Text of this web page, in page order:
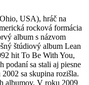
USA), hráč na
rocková formácia
album s názvom
štúdiový album Lean
hit To Be With You,
sa stali aj piesne
sa skupina rozišla.
albumov. V roku 2009